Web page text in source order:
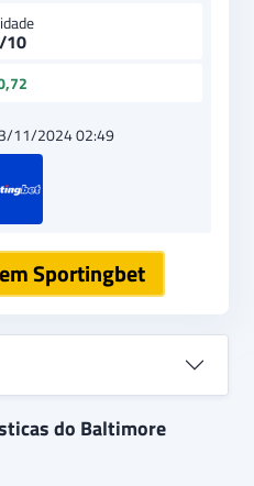
10
11/2024 02:49
Sportingbet
do Baltimore